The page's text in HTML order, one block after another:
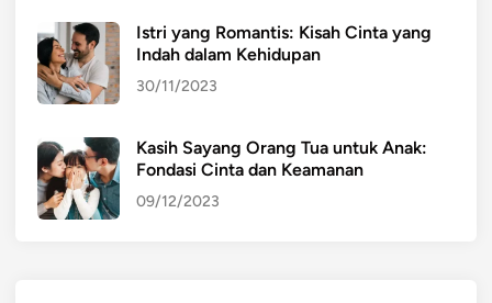
M
a
s
a
r
a
G
K
O
Istri yang Romantis: Kisah Cinta yang
Indah dalam Kehidupan
30/11/2023
Kasih Sayang Orang Tua untuk Anak:
Fondasi Cinta dan Keamanan
09/12/2023